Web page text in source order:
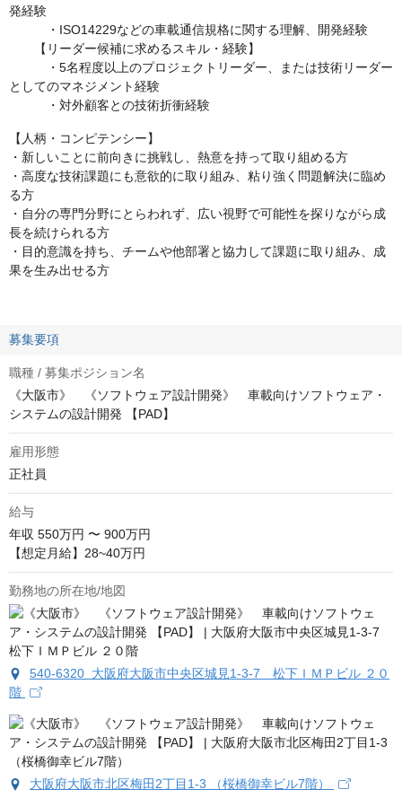
発経験
・ISO14229などの車載通信規格に関する理解、開発経験
【リーダー候補に求めるスキル・経験】
・5名程度以上のプロジェクトリーダー、または技術リーダー
としてのマネジメント経験
・対外顧客との技術折衝経験
【人柄・コンピテンシー】
・新しいことに前向きに挑戦し、熱意を持って取り組める方
・高度な技術課題にも意欲的に取り組み、粘り強く問題解決に臨め
る方
・自分の専門分野にとらわれず、広い視野で可能性を探りながら成
長を続けられる方
・目的意識を持ち、チームや他部署と協力して課題に取り組み、成
果を生み出せる方
募集要項
職種 / 募集ポジション名
《大阪市》 《ソフトウェア設計開発》 車載向けソフトウェア・
システムの設計開発 【PAD】
雇用形態
正社員
給与
年収 550万円 〜 900万円
【想定月給】28~40万円
勤務地の所在地/地図
540-6320 大阪府大阪市中央区城見1-3-7 松下ＩＭＰビル ２０
階
大阪府大阪市北区梅田2丁目1-3 （桜橋御幸ビル7階）